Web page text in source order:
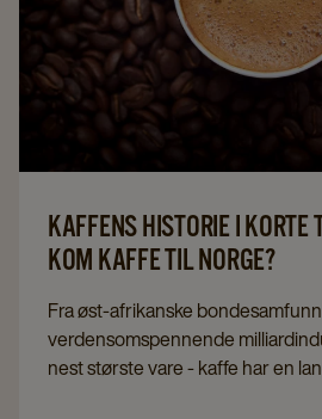
KAFFENS HISTORIE I
KOM KAFFE TIL NORGE?
Fra øst-afrikanske
verdensomspennende
nest største vare - kaffe har en